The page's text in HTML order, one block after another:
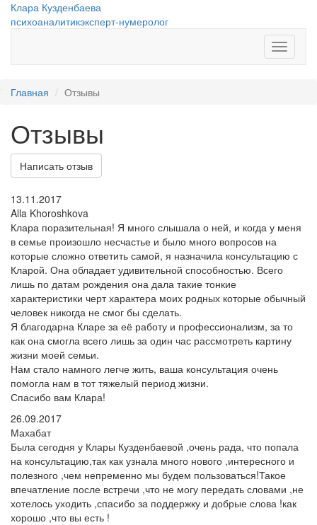
Перейти к основному содержанию
Клара Кузденбаева
психоаналитикэксперт-нумеролог
меню
Главная Отзывы
Отзывы
Написать отзыв
13.11.2017
Alla Khoroshkova
Клара поразительная! Я много слышала о ней, и когда у меня
в семье произошло несчастье и было много вопросов на
которые сложно ответить самой, я назначила консультацию с
Кларой. Она обладает удивительной способностью. Всего
лишь по датам рождения она дала такие тонкие
характеристики черт характера моих родных которые обычный
человек никогда не смог бы сделать.
Я благодарна Кларе за её работу и профессионализм, за то
как она смогла всего лишь за один час рассмотреть картину
жизни моей семьи.
Нам стало намного легче жить, ваша консультация очень
помогла нам в тот тяжелый период жизни.
Спасибо вам Клара!
26.09.2017
Махабат
Была сегодня у Клары Кузденбаевой ,очень рада, что попала
на консультацию,так как узнала много нового ,интересного и
полезного ,чем непременно мы будем пользоваться!Такое
впечатление после встречи ,что не могу передать словами ,не
хотелось уходить ,спасибо за поддержку и добрые слова !как
хорошо ,что вы есть !